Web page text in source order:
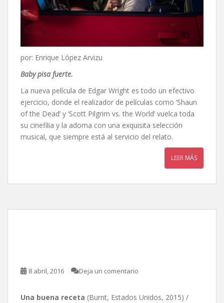
por: Enrique López Arvizu
Baby pisa fuerte.
La nueva película de Edgar Wright es todo un efectivo
ejercicio, donde el realizador de películas como ‘Shaun
of the Dead’ y ‘Scott Pilgrim vs. the World’ vuelca toda
su cinefilia y la adorna con una exquisita selección
musical, que siempre está al servicio del relato.
LEER MÁS
8 abril, 2016 Deja un comentario
Una buena receta (Burnt, Estados Unidos, 2015) /